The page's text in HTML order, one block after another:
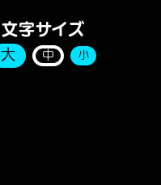
文字サイズ
大 中 小